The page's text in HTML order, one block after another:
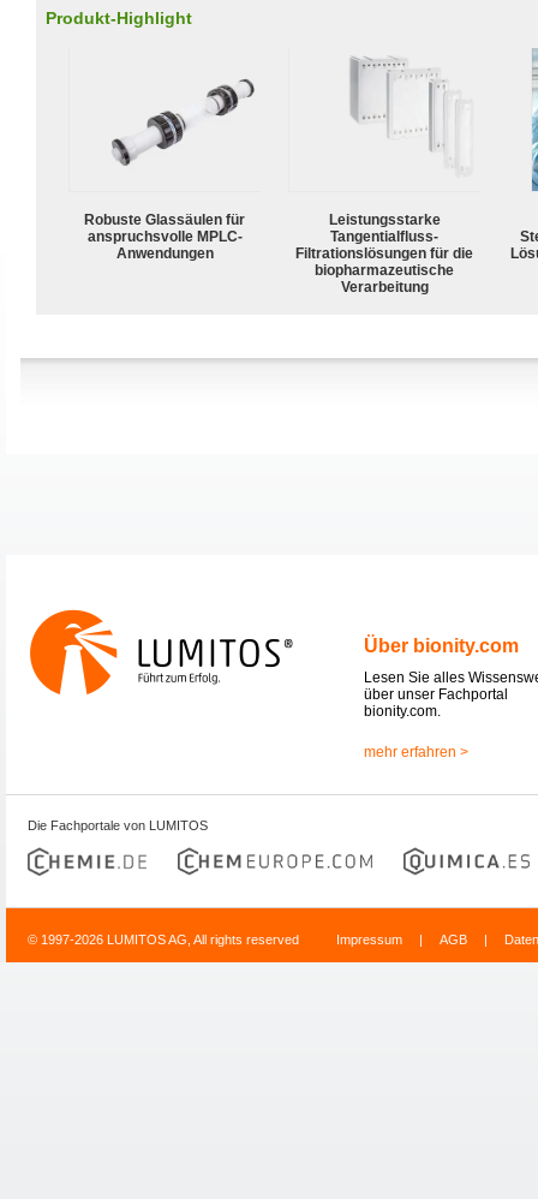
Produkt-Highlight
Robuste Glassäulen für
anspruchsvolle MPLC-
Anwendungen
Leistungsstarke
Tangentialfluss-
Filtrationslösungen für die
biopharmazeutische
Verarbeitung
Über bionity.com
Lesen Sie alles
über unser Fachportal
bionity.com.
mehr erfahren >
Die Fachportale von LUMITOS
© 1997-2026 LUMITOS AG, All rights reserved Impressum | AGB |